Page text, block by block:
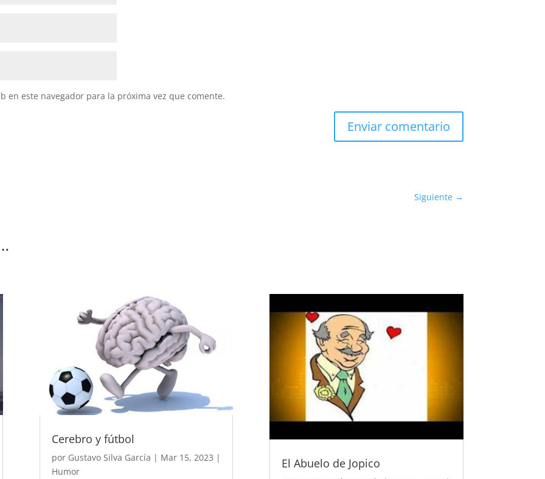
en este navegador para la próxima vez que comente.
Enviar comentario
Siguiente→
Cerebro y fútbol
por Gustavo Silva García | Mar 15, 2023 |
Humor
El Abuelo de Jopico